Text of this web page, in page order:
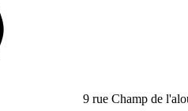
9 rue Champ de